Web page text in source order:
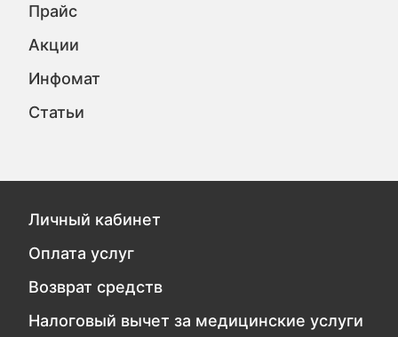
Прайс
Акции
Инфомат
Статьи
Личный кабинет
Оплата услуг
Возврат средств
Налоговый вычет за медицинские услуги